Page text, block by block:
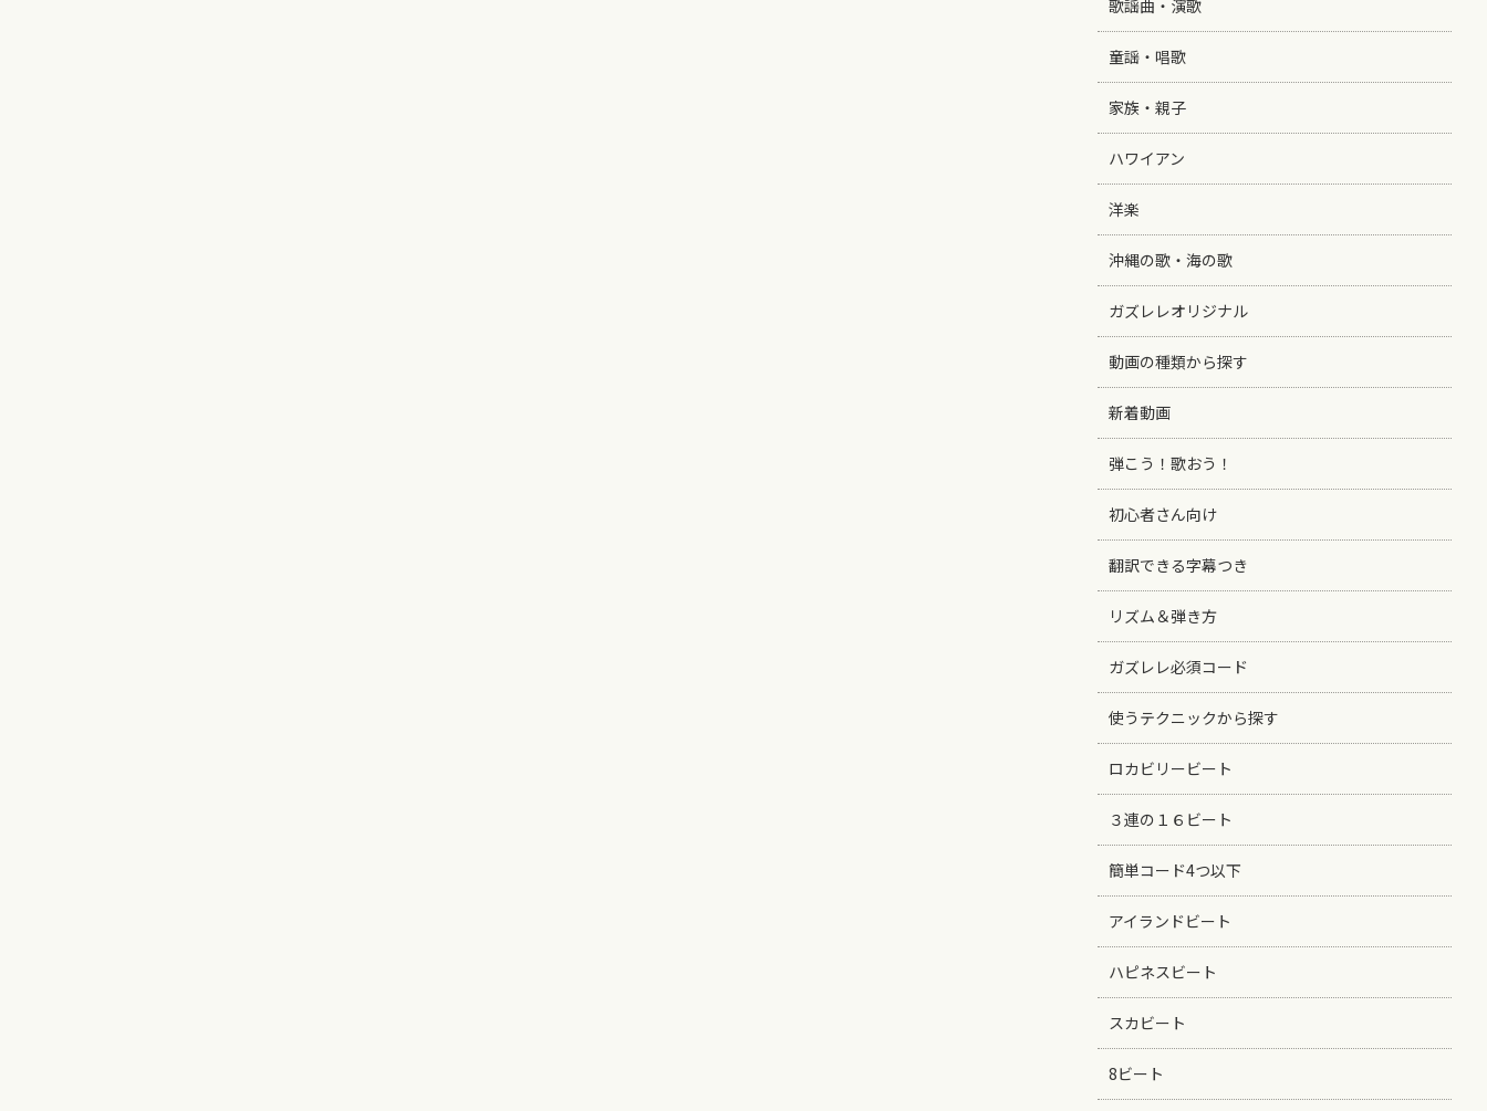
歌謡曲・演歌
童謡・唱歌
家族・親子
ハワイアン
洋楽
沖縄の歌・海の歌
ガズレレオリジナル
動画の種類から探す
新着動画
弾こう！歌おう！
初心者さん向け
翻訳できる字幕つき
リズム＆弾き方
ガズレレ必須コード
使うテクニックから探す
ロカビリービート
３連の１６ビート
簡単コード4つ以下
アイランドビート
ハピネスビート
スカビート
8ビート